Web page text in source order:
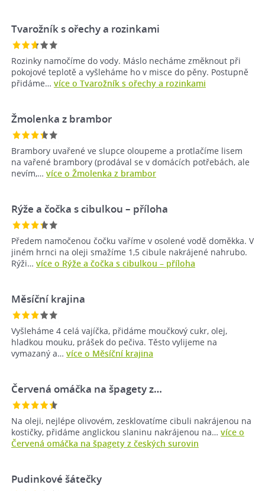
Tvarožník s ořechy a rozinkami
Rozinky namočíme do vody. Máslo necháme změknout při
pokojové teplotě a vyšleháme ho v misce do pěny. Postupně
přidáme… více o Tvarožník s ořechy a rozinkami
Žmolenka z brambor
Brambory uvařené ve slupce oloupeme a protlačíme lisem
na vařené brambory (prodával se v domácích potřebách, ale
nevím,… více o Žmolenka z brambor
Rýže a čočka s cibulkou –⁠ příloha
Předem namočenou čočku vaříme v osolené vodě doměkka. V
jiném hrnci na oleji smažíme 1,5 cibule nakrájené nahrubo.
Rýži… více o Rýže a čočka s cibulkou –⁠ příloha
Měsíční krajina
Vyšleháme 4 celá vajíčka, přidáme moučkový cukr, olej,
hladkou mouku, prášek do pečiva. Těsto vylijeme na
vymazaný a… více o Měsíční krajina
Červená omáčka na špagety z…
Na oleji, nejlépe olivovém, zesklovatíme cibuli nakrájenou na
kostičky, přidáme anglickou slaninu nakrájenou na… více o
Červená omáčka na špagety z českých surovin
Pudinkové šátečky